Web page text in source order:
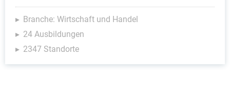
Branche: Wirtschaft und Handel
24 Ausbildungen
2347 Standorte